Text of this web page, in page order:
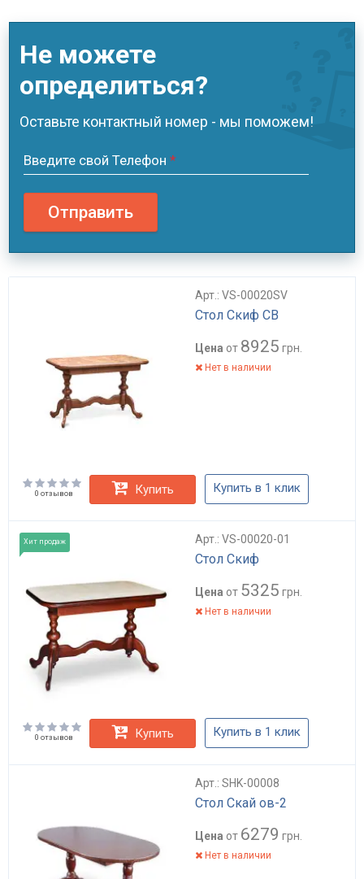
Не можете
определиться?
Оставьте контактный номер - мы поможем!
Введите свой Телефон *
Отправить
Арт.: VS-00020SV
Стол Скиф СВ
Цена от 8925 грн.
Нет в наличии
0 отзывов Купить Купить в 1 клик
Хит продаж Арт.: VS-00020-01
Стол Скиф
Цена от 5325 грн.
Нет в наличии
0 отзывов Купить Купить в 1 клик
Арт.: SHK-00008
Стол Скай ов-2
Цена от 6279 грн.
Нет в наличии